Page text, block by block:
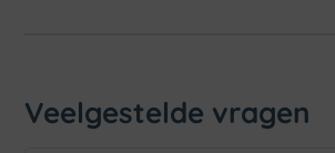
Veelgestelde vragen